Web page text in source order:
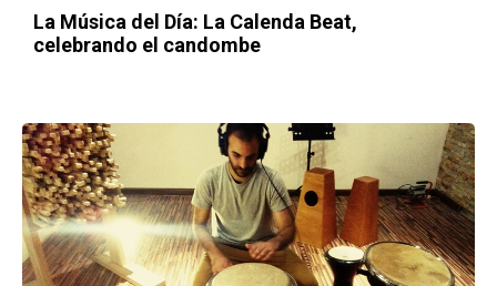
La Música del Día: La Calenda Beat,
celebrando el candombe